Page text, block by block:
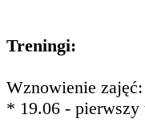
Treningi:
Wznowienie zajęć:
* 19.06 - pierwszy